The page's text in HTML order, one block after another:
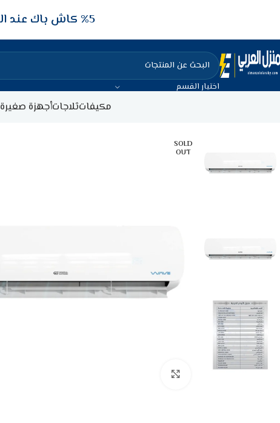
5‎% كاش باك عند الدفع عن طريق الفيزا البنكيه
اختيار القسم
مكيفاتثلاجاتأجهزة صغيرة
SOLD
OUT